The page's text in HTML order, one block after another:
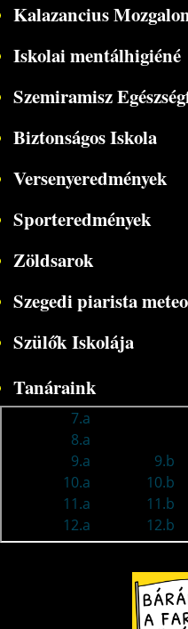
Kalazancius
Iskolai mentálhigiéné
Szemiramisz
Biztonságos Iskola
Versenyeredmények
Sporteredmények
Zöldsarok
Szegedi piarista
Szülők Iskolája
Tanáraink